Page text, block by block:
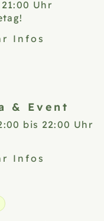
Uhr
Infos
& Event
bis 22:00 Uhr
Infos